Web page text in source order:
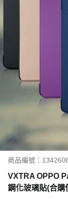
商品編號：
VXTRA OPPO
鋼化玻璃貼(合購